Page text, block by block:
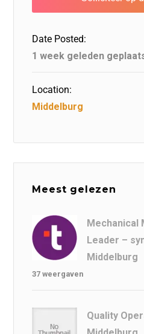
o
o
k
n o s
p
Date Posted:
1 week geleden
Location:
Middelburg
Meest gelezen
Mechanical
Leader –
Middelburg
37 weergaven
Quality